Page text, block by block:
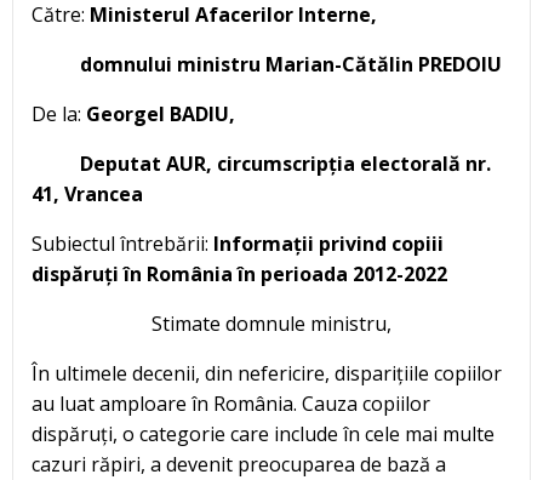
Către: Ministerul Afacerilor Interne,
domnului ministru Marian-Cătălin PREDOIU
De la: Georgel BADIU,
Deputat AUR, circumscripția electorală nr.
41, Vrancea
Subiectul întrebării: Informații privind copiii
dispăruți în România în perioada 2012-2022
Stimate domnule ministru,
În ultimele decenii, din nefericire, disparițiile copiilor
au luat amploare în România. Cauza copiilor
dispăruți, o categorie care include în cele mai multe
cazuri răpiri, a devenit preocuparea de bază a